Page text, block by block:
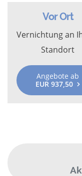
Vor Ort
Vernichtung an
Standort
Angebote ab
EUR 937,50